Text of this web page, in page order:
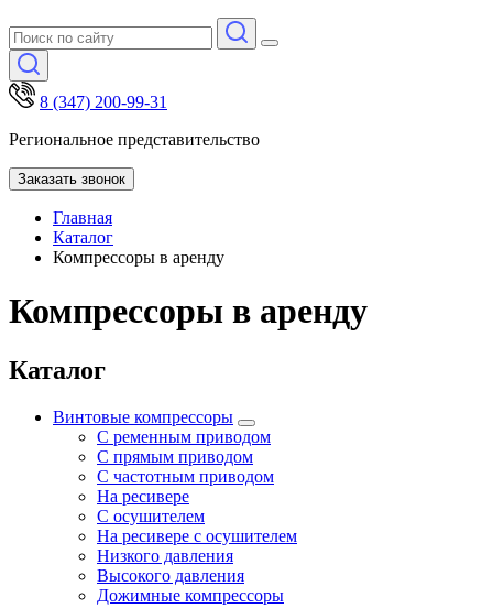
8 (347) 200-99-31
Региональное представительство
Заказать звонок
Главная
Каталог
Компрессоры в аренду
Компрессоры в аренду
Каталог
Винтовые компрессоры
С ременным приводом
С прямым приводом
С частотным приводом
На ресивере
С осушителем
На ресивере с осушителем
Низкого давления
Высокого давления
Дожимные компрессоры